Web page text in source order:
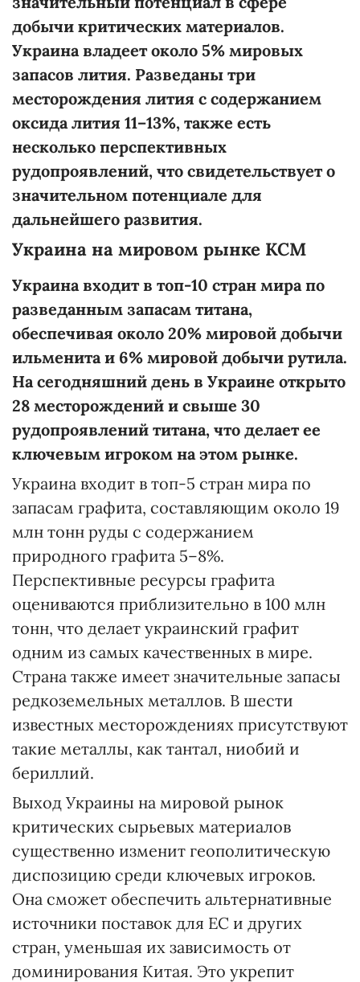
добычи критических материалов.
Украина владеетоколо 5% мировых
запасов лития. Разведаны три
месторождения лития с содержанием
оксида лития 11–13%, также есть
несколько перспективных
рудопроявлений, что свидетельствует о
значительном потенциале для
дальнейшего развития.
Украина на мировом рынке КСМ
Украина входит в топ-10 стран мира по
разведанным запасам титана,
обеспечивая около 20% мировой добычи
ильменита и 6% мировой добычи рутила.
На сегодняшний день в Украине открыто
28 месторождений и свыше 30
рудопроявлений титана, что делает ее
ключевым игроком на этом рынке.
Украина входит в топ-5 стран мира по
запасам графита, составляющим около 19
млн тонн руды с содержанием
природного графита 5–8%.
Перспективные ресурсы графита
оцениваются приблизительно в 100 млн
тонн, что делает украинский графит
одним из самых качественных в мире.
Страна также имеет значительные запасы
редкоземельных металлов. В шести
известных месторождениях присутствуют
такие металлы, как тантал, ниобий и
бериллий.
Выход Украины на мировой рынок
критических сырьевых материалов
существенно изменит геополитическую
диспозицию среди ключевых игроков.
Она сможет обеспечить альтернативные
источники поставок для ЕС и других
стран, уменьшая их зависимость от
доминирования Китая. Это укрепит